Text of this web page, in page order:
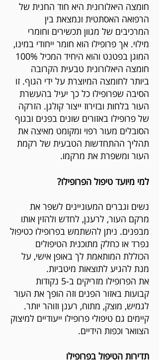
​​חומצה היאלורונית היא חוד החנית של
הרפואה האסתטית ונמצאת בין
המרכיבים של מגוון תכשירים וחומרי
מילוי. אך פרופילו הוא חומר ייחודי במינו,
המוגן בפטנט והוא היחיד המכיל 100%
חומצה היאלורונית טבעית הקרובה
ביותר לחומצה המיוצרת על ידי הגוף. זו
הסיבה שפרופילו כל כך יעיל בהעשרת
העור בלחות ובזירוז ייצור קולגן. הזרקה
של פרופילו באזורים שונים בפנים ובגוף
הסובלים מעור רפוי ומקומט מאיצה את
תהליך ההתחדשות הטבעית של רקמת
העור ומשפרת את מרקמו.
למי מיועד טיפול הפרופילו?
​נשים וגברים המעוניינים לשפר את
מרקם העור, לרענן, לחדש ולהזין אותו
מבפנים. ניתן להשתמש בפרופילו כטיפול
נפרד או כחלק מתוכנית הטיפולים
הכוללת המותאמת לך באופן אישי, על
מנת להגיע לתוצאות מיטביות. ​
את הפרופילו מזריקים ב-5 נקודות
קבועות באזור הפנים וזה הופך את העור
לגמיש, מוצק, מתוח, רענן וזוהר יותר.
קיימים גם טיפולי פרופילו ייעודיים למיצוק
הצוואר וכפות הידיים.
תדירות הטיפול בפרופילו